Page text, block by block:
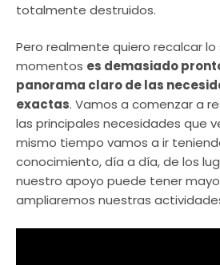
totalmente destruidos.
Pero realmente quiero recalcar
momentos es demasiado
panorama claro de las
exactas. Vamos a comenzar a
las principales necesidades que
mismo tiempo vamos a ir
conocimiento, día a día, de los
nuestro apoyo puede tener
ampliaremos nuestras